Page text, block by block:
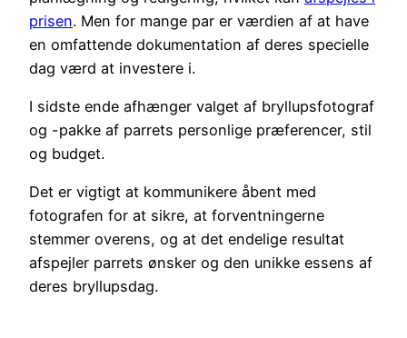
prisen. Men for mange par er værdien af at have
en omfattende dokumentation af deres specielle
dag værd at investere i.
I sidste ende afhænger valget af bryllupsfotograf
og -pakke af parrets personlige præferencer, stil
og budget.
Det er vigtigt at kommunikere åbent med
fotografen for at sikre, at forventningerne
stemmer overens, og at det endelige resultat
afspejler parrets ønsker og den unikke essens af
deres bryllupsdag.